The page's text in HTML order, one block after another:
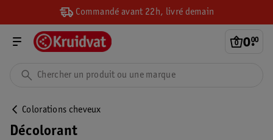
Commandé avant 22h, livré demain
0.
00
Colorations cheveux
Décolorant